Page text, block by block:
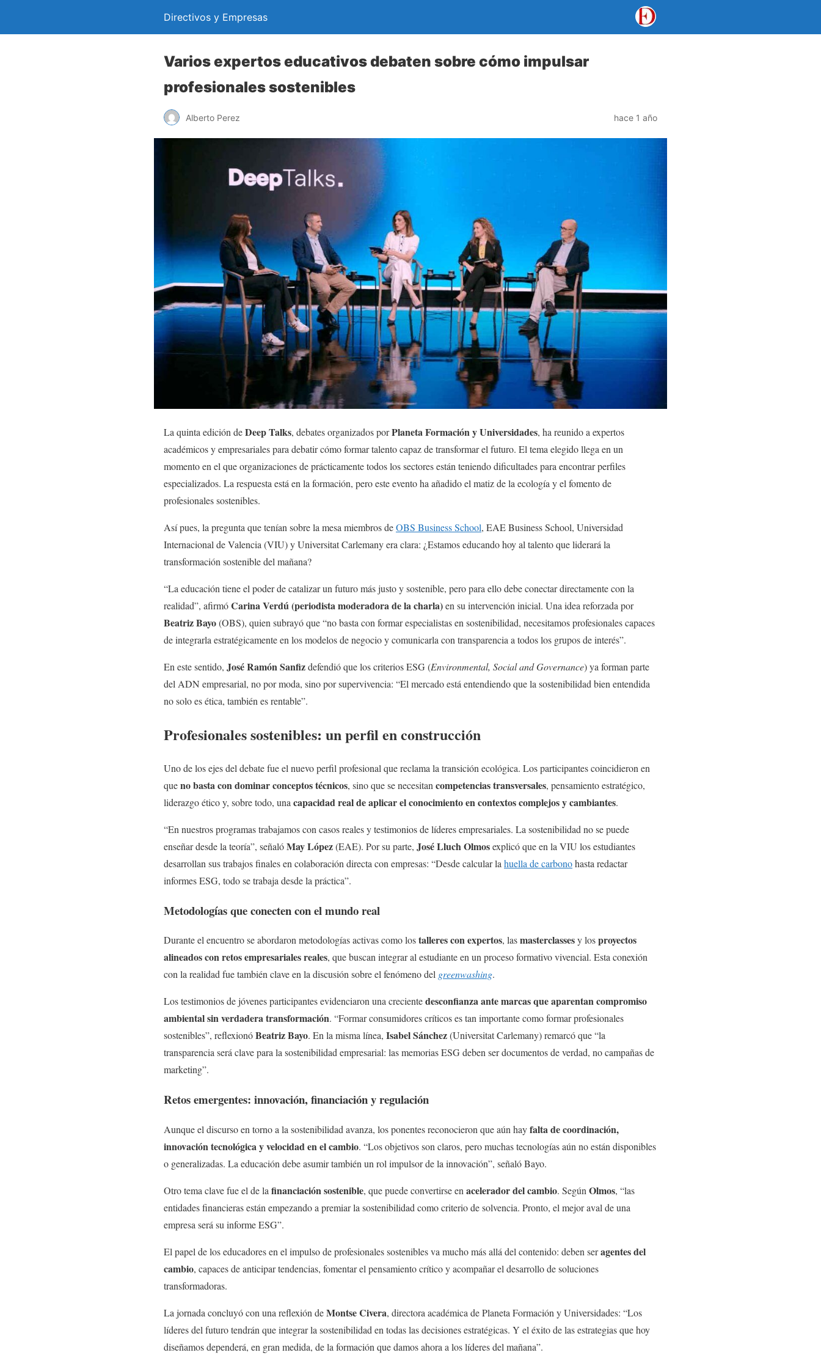
Directivos y Empresas
Varios expertos educativos debaten sobre cómo impulsar
profesionales sostenibles
Alberto Perez hace 1 año
La quinta edición deDeep Talks, debates organizados porPlaneta Formación y Universidades, ha reunido a expertos
académicos y empresariales para debatir cómo formar talento capaz de transformar el futuro. El tema elegido llega en un
momento en el que organizaciones de prácticamente todos los sectores están teniendo dificultades para encontrar perfiles
especializados. La respuesta está en la formación, pero este evento ha añadido el matiz de la ecología y el fomento de
profesionales sostenibles.
Así pues, la pregunta que tenían sobre la mesa miembros deOBS Business School, EAE Business School, Universidad
Internacional de Valencia (VIU) y Universitat Carlemany era clara: ¿Estamos educando hoy al talento que liderará la
transformación sostenible del mañana?
“La educación tiene el poder de catalizar un futuro más justo y sostenible, pero para ello debe conectar directamente con la
realidad”, afirmóCarina Verdú (periodista moderadora de la charla)en su intervención inicial. Una idea reforzada por
Beatriz Bayo(OBS), quien subrayó que “no basta con formar especialistas en sostenibilidad, necesitamos profesionales capaces
de integrarla estratégicamente en los modelos de negocio y comunicarla con transparencia a todos los grupos de interés”.
En este sentido, José Ramón Sanfizdefendió que los criterios ESG (Environmental, Social and Governance) ya forman parte
del ADN empresarial, no por moda, sino por supervivencia: “El mercado está entendiendo que la sostenibilidad bien entendida
no solo es ética, también es rentable”.
Profesionales sostenibles: un perfil en construcción
Uno de los ejes del debate fue el nuevo perfil profesional que reclama la transición ecológica. Los participantes coincidieron en
queno basta con dominar conceptos técnicos, sino que se necesitan competencias transversales, pensamiento estratégico,
liderazgo ético y, sobre todo, una capacidad real de aplicar el conocimiento en contextos complejos y cambiantes.
“En nuestros programas trabajamos con casos reales y testimonios de líderes empresariales. La sostenibilidad no se puede
enseñar desde la teoría”, señalóMay López(EAE). Por su parte, José Lluch Olmosexplicó que en la VIU los estudiantes
desarrollan sus trabajos finales en colaboración directa con empresas: “Desde calcular la huella de carbonohasta redactar
informes ESG, todo se trabaja desde la práctica”.
Metodologías que conecten con el mundo real
Durante el encuentro se abordaron metodologías activas como lostalleres con expertos, lasmasterclassesy losproyectos
alineados con retos empresariales reales, que buscan integrar al estudiante en un proceso formativo vivencial. Esta conexión
con la realidad fue también clave en la discusión sobre el fenómeno del greenwashing.
Los testimonios de jóvenes participantes evidenciaron una crecientedesconfianza ante marcas que aparentan compromiso
ambiental sin verdadera transformación. “Formar consumidores críticos es tan importante como formar profesionales
sostenibles”, reflexionóBeatriz Bayo. En la misma línea, Isabel Sánchez(Universitat Carlemany) remarcó que “la
transparencia será clave para la sostenibilidad empresarial: las memorias ESG deben ser documentos de verdad, no campañas de
marketing”.
Retos emergentes: innovación, financiación y regulación
Aunque el discurso en torno a la sostenibilidad avanza, los ponentes reconocieron que aún hayfalta de coordinación,
innovación tecnológica y velocidad en el cambio. “Los objetivos son claros, pero muchas tecnologías aún no están disponibles
o generalizadas. La educación debe asumir también un rol impulsor de la innovación”, señaló Bayo.
Otro tema clave fue el de la financiación sostenible, que puede convertirse en acelerador del cambio. Según Olmos, “las
entidades financieras están empezando a premiar la sostenibilidad como criterio de solvencia. Pronto, el mejor aval de una
empresa será su informe ESG”.
El papel de los educadores en el impulso de profesionales sostenibles va mucho más allá del contenido: deben seragentes del
cambio, capaces de anticipar tendencias, fomentar el pensamiento crítico y acompañar el desarrollo de soluciones
transformadoras.
La jornada concluyó con una reflexión deMontse Civera, directora académica de Planeta Formación y Universidades: “Los
líderes del futuro tendrán que integrar la sostenibilidad en todas las decisiones estratégicas. Y el éxito de las estrategias que hoy
diseñamos dependerá, en gran medida, de la formación que damos ahora a los líderes del mañana”.